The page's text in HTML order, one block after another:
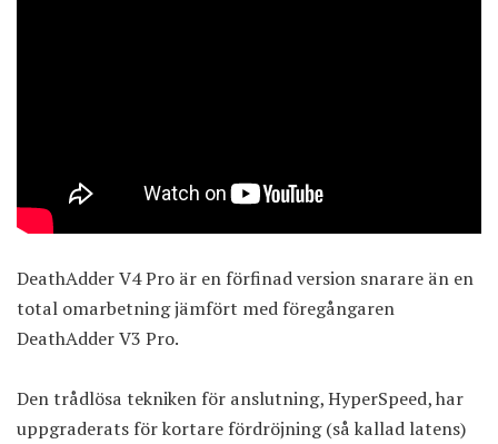
DeathAdder V4 Pro är en förfinad version snarare än en
total omarbetning jämfört med föregångaren
DeathAdder V3 Pro.
Den trådlösa tekniken för anslutning, HyperSpeed, har
uppgraderats för kortare fördröjning (så kallad latens)